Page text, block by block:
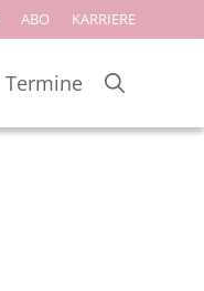
ABO KARRIERE
Termine